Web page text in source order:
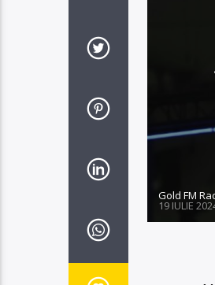
Gold FM
19 IULIE